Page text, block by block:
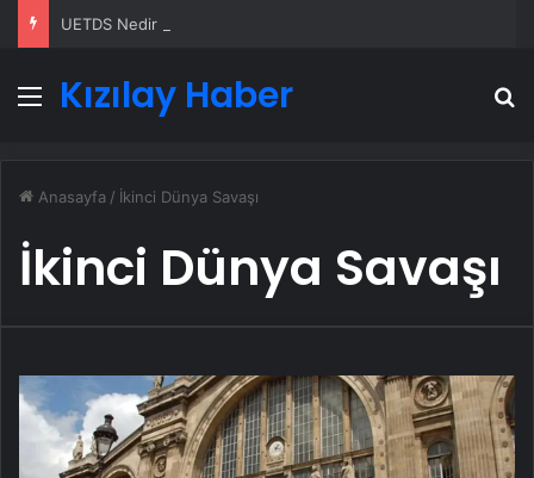
Menü
Kızılay Haber
Anasayfa / İkinci Dünya Savaşı
İkinci Dünya Savaşı